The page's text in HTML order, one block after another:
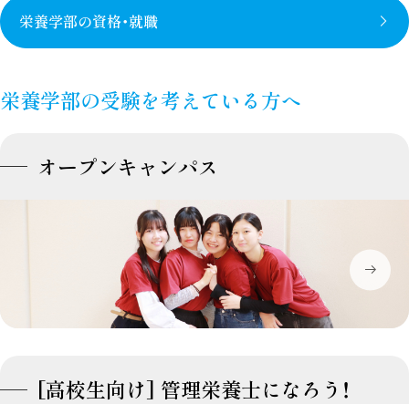
栄養学部の資格・就職
栄養学部の受験を考えている方へ
オープンキャンパス
[高校生向け] 管理栄養士になろう！